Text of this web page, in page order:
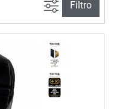
Busqueda
Filtro